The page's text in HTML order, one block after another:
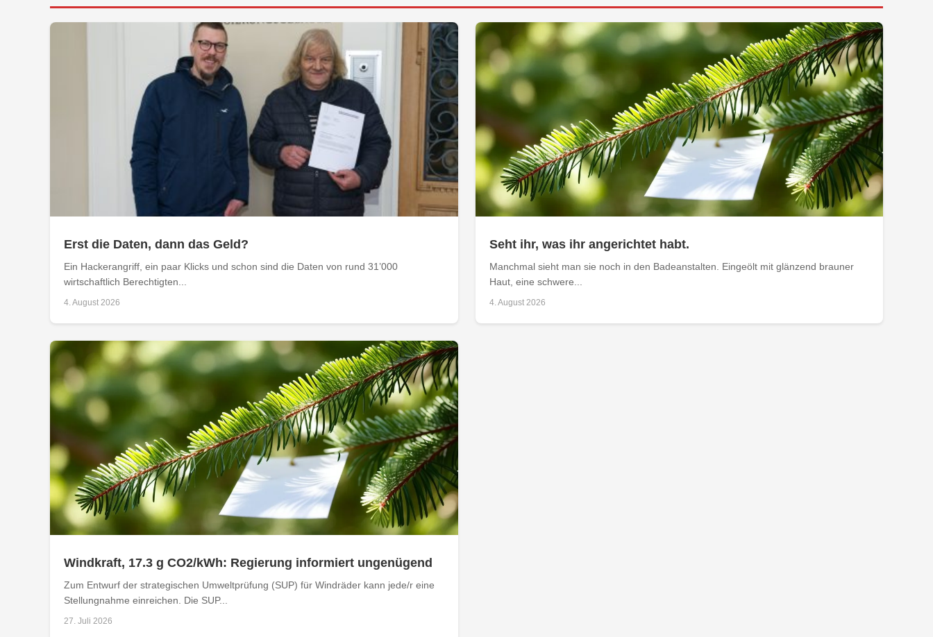
Erst die Daten, dann das Geld?
Ein Hackerangriff, ein paar Klicks und schon sind die Daten von rund 31’000
wirtschaftlich Berechtigten...
4. August 2026
Seht ihr, was ihr angerichtet habt.
Manchmal sieht man sie noch in den Badeanstalten. Eingeölt mit glänzend brauner
Haut, eine schwere...
4. August 2026
Windkraft, 17.3 g CO2/kWh: Regierung informiert ungenügend
Zum Entwurf der strategischen Umweltprüfung (SUP) für Windräder kann jede/r eine
Stellungnahme einreichen. Die SUP...
27. Juli 2026